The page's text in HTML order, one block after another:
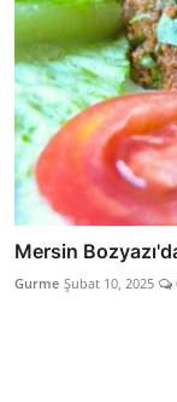
Mersin
Gurme Şubat 10, 2025